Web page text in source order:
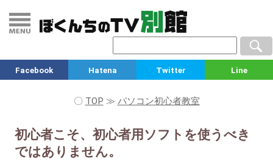
Facebook Hatena Twitter Line
〇 TOP ≫ パソコン初心者教室
初心者こそ、初心者用ソフトを使うべき
ではありません。